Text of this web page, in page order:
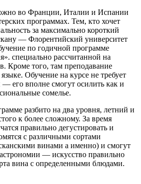
во Франции, Италии и Испании
программах. Тем, кто хочет
за максимально короткий
— Флорентийский университет
по годичной программе
специально рассчитанной на
Кроме того, там преподавание
Обучение на курсе не требует
его вполне смогут осилить как и
сомелье.
разбито на два уровня, летний и
к более сложному. За время
правильно дегустировать и
с различными сортами
винами а именно) и смогут
— искусство правильно
вина с определенными блюдами.